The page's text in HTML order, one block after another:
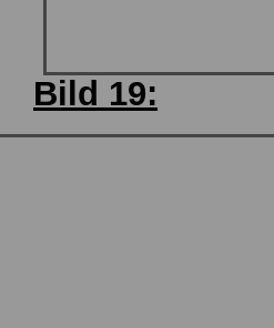
Bild 19: